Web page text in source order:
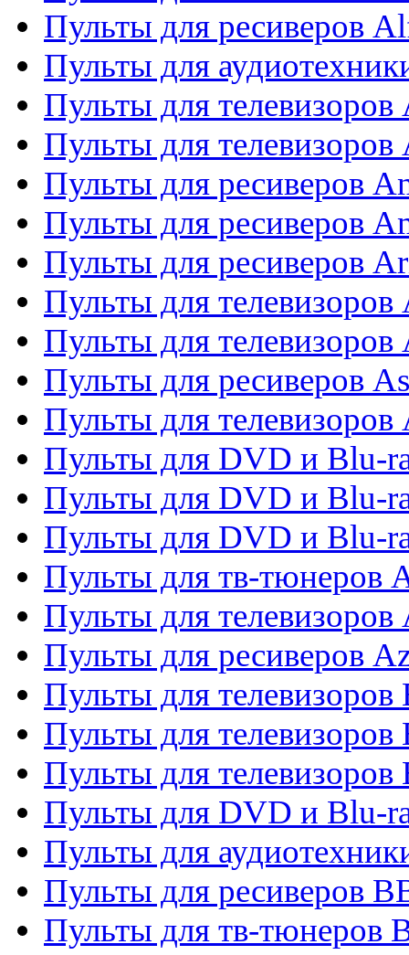
Пульты для ресиверов
Пульты для
Пульты для
Пульты для
Пульты для ресиверов
Пульты для ресиверов
Пульты для ресиверов
Пульты для
Пульты для телевизоров
Пульты для ресиверов
Пульты для телевизоров
Пульты для DVD и Blu-
Пульты для DVD и Blu-
Пульты для DVD и Blu-
Пульты для тв-тюнеров
Пульты для телевизоров
Пульты для ресиверов
Пульты для
Пульты для
Пульты для
Пульты для DVD и Blu-
Пульты для
Пульты для ресиверов
Пульты для тв-тюнеров